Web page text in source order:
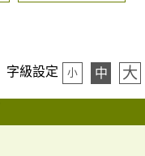
字級設定 小 中 大